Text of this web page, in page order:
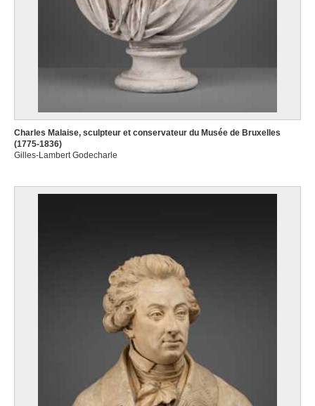
Charles Malaise, sculpteur et conservateur du Musée de Bruxelles
(1775-1836)
Gilles-Lambert Godecharle